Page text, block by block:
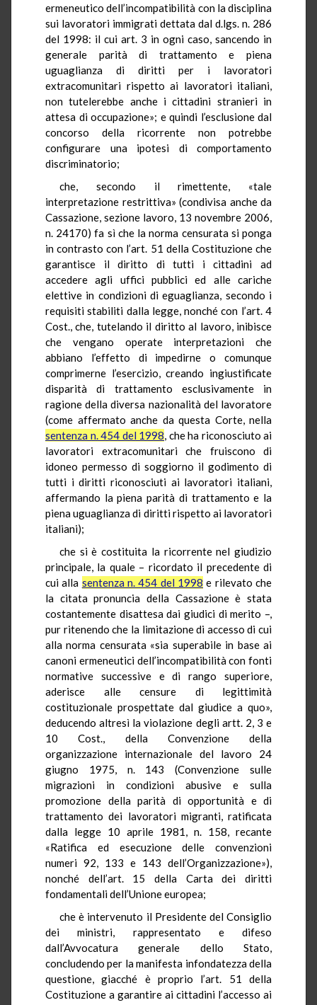
ermeneutico dell’incompatibilità con la disciplina
sui lavoratori immigrati dettata dal d.lgs. n. 286
del 1998: il cui art. 3 in ogni caso, sancendo in
generale parità di trattamento e piena
uguaglianza di diritti per i lavoratori
extracomunitari rispetto ai lavoratori italiani,
non tutelerebbe anche i cittadini stranieri in
attesa di occupazione»; e quindi l’esclusione dal
concorso della ricorrente non potrebbe
configurare una ipotesi di comportamento
discriminatorio;
che, secondo il rimettente, «tale
interpretazione restrittiva» (condivisa anche da
Cassazione, sezione lavoro, 13 novembre 2006,
n. 24170) fa sì che la norma censurata si ponga
in contrasto con l’art. 51 della Costituzione che
garantisce il diritto di tutti i cittadini ad
accedere agli uffici pubblici ed alle cariche
elettive in condizioni di eguaglianza, secondo i
requisiti stabiliti dalla legge, nonché con l’art. 4
Cost., che, tutelando il diritto al lavoro, inibisce
che vengano operate interpretazioni che
abbiano l’effetto di impedirne o comunque
comprimerne l’esercizio, creando ingiustificate
disparità di trattamento esclusivamente in
ragione della diversa nazionalità del lavoratore
(come affermato anche da questa Corte, nella
sentenza n. 454 del 1998, che ha riconosciuto ai
lavoratori extracomunitari che fruiscono di
idoneo permesso di soggiorno il godimento di
tutti i diritti riconosciuti ai lavoratori italiani,
affermando la piena parità di trattamento e la
piena uguaglianza di diritti rispetto ai lavoratori
italiani);
che si è costituita la ricorrente nel giudizio
principale, la quale – ricordato il precedente di
cui alla sentenza n. 454 del 1998 e rilevato che
la citata pronuncia della Cassazione è stata
costantemente disattesa dai giudici di merito –,
pur ritenendo che la limitazione di accesso di cui
alla norma censurata «sia superabile in base ai
canoni ermeneutici dell’incompatibilità con fonti
normative successive e di rango superiore,
aderisce alle censure di legittimità
costituzionale prospettate dal giudice a quo»,
deducendo altresì la violazione degli artt. 2, 3 e
10 Cost., della Convenzione della
organizzazione internazionale del lavoro 24
giugno 1975, n. 143 (Convenzione sulle
migrazioni in condizioni abusive e sulla
promozione della parità di opportunità e di
trattamento dei lavoratori migranti, ratificata
dalla legge 10 aprile 1981, n. 158, recante
«Ratifica ed esecuzione delle convenzioni
numeri 92, 133 e 143 dell’Organizzazione»),
nonché dell’art. 15 della Carta dei diritti
fondamentali dell’Unione europea;
che è intervenuto il Presidente del Consiglio
dei ministri, rappresentato e difeso
dall’Avvocatura generale dello Stato,
concludendo per la manifesta infondatezza della
questione, giacché è proprio l’art. 51 della
Costituzione a garantire ai cittadini l’accesso ai